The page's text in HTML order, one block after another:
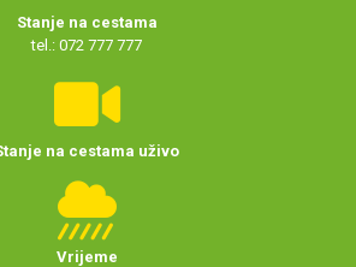
Stanje na cestama
tel.: 072 777 777
na cestama uživo
Vrijeme